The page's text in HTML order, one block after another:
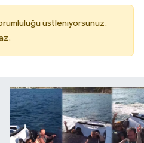
üstleniyorsunuz.